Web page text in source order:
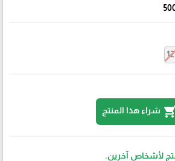
12
شراء هذا المنتج
لأشخاص آخرين.